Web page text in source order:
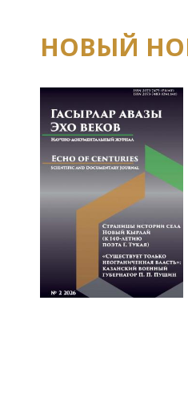
НОВЫЙ